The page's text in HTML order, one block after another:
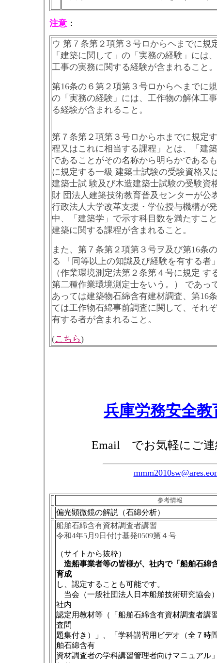
注意 ：
ウ 第７条第２項第３号ロからヘまでに規
「建築に関して」の「実務の経験」には
工事の実務に関する経験が含まれること。
第16条の６第２項第３号ロからヘまでに
の「実務の経験」には、工作物の解体工
る経験が含まれること。
第７条第２項第３号ロからホまでに規定
程又はこれに相当する課程」とは、「建
であることがその名称から明らかである
に規定する一級 建築士試験の受験資格又
建築士試 験及び木造建築士試験の受験資
財 団法人建築技術教育普及センターが公
行政法人大学改革支援・学位授与機構が
中、「建築学」で示す科目数を満たすこ
建築に関する課程が含まれること。
また、第７条第２項第３号ヲ及び第16条
る 「同等以上の知識及び経験を有する者
（作業環境測定法第２条第４号に規定
第二種作業環境測定士をいう。） であっ
あっては建築物石綿含有建材調査、第16
ては工作物石綿事前調査に関して、それ
有する者が含まれること。
(こちら)
兵庫労務安全教
Email でお気軽にご連
参考情報
偏光顕微鏡の解説（石綿分析）
船舶石綿含有資材調査者講習
令和4年5月9日付け基発0509第４号
（サイトから抜粋）
造船事業者等の皆様が、社内で「船舶石綿
育成
し、認定することも可能です。
当会（一般社団法人日本船舶技術研究協会
社内
認定用教材等（「船舶石綿含有資材調査者講
査問
題集付き）」、「学科講習用ビデオ（全７時
舶石綿含有
資材調査者の学科講習管理者向けマニュアル